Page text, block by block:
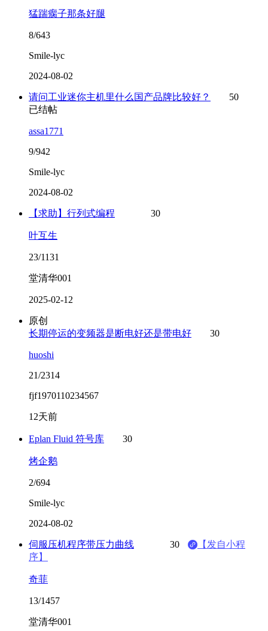
猛踹瘸子那条好腿
8/643
Smile-lyc
2024-08-02
请问工业迷你主机里什么国产品牌比较好？
50
已结帖
assa1771
9/942
Smile-lyc
2024-08-02
【求助】行列式编程 30
叶互生
23/1131
堂清华001
2025-02-12
原创
长期停运的变频器是断电好还是带电好
30
huoshi
21/2314
fjf1970110234567
12天前
Eplan Fluid 符号库 30
烤企鹅
2/694
Smile-lyc
2024-08-02
伺服压机程序带压力曲线 30
【发自小程
序】
奇菲
13/1457
堂清华001